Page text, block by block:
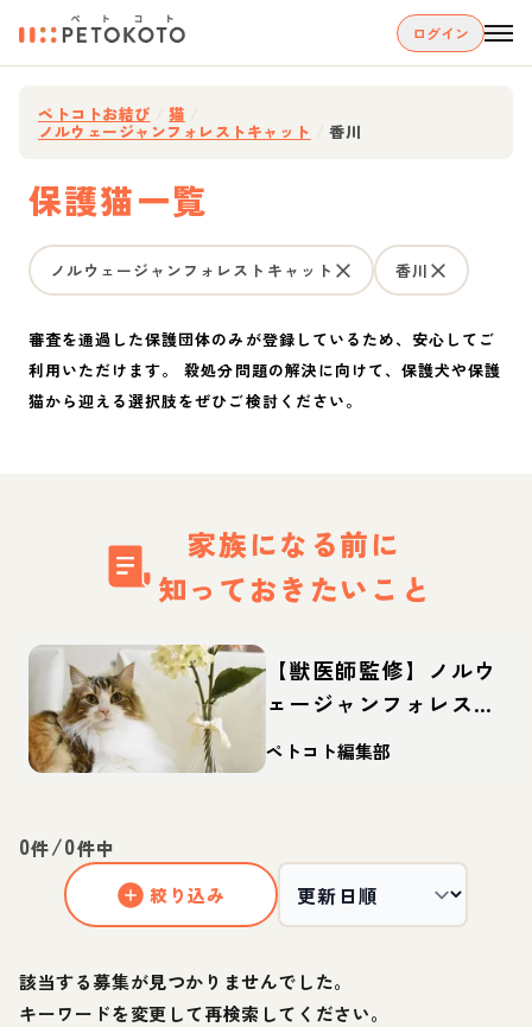
ログイン
ペトコトお結び 猫
ノルウェージャンフォレストキャット 香川
保護猫一覧
ノルウェージャンフォレストキャット 香川
審査を通過した保護団体のみが登録しているため、安心してご
利用いただけます。 殺処分問題の解決に向けて、保護犬や保護
猫から迎える選択肢をぜひご検討ください。
家族になる前に
知っておきたいこと
【獣医師監修】ノルウ
ェージャンフォレスト
キャットってどんな
猫？性格・体重・寿命
ペトコト編集部
0件/0件中
絞り込み
該当する募集が見つかりませんでした。
キーワードを変更して再検索してください。